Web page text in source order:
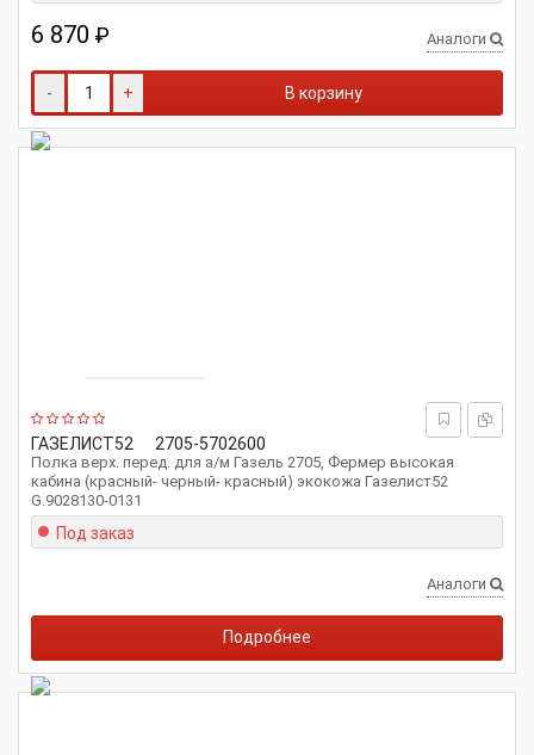
6 870 ₽ Аналоги
- + В корзину
ГАЗЕЛИСТ52 2705-5702600
Полка верх. перед. для а/м Газель 2705, Фермер высокая
кабина (красный- черный- красный) экокожа Газелист52
G.9028130-0131
Под заказ
Аналоги
Подробнее